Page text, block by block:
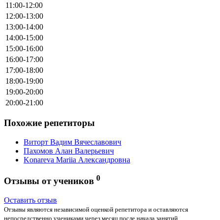
11:00-12:00
12:00-13:00
13:00-14:00
14:00-15:00
15:00-16:00
16:00-17:00
17:00-18:00
18:00-19:00
19:00-20:00
20:00-21:00
Похожие репетиторы
Виторт Вадим Вячеславович
Пахомов Алан Валерьевич
Konareva Mariia Александровна
Отзывы от учеников 0
Оставить отзыв
Отзывы являются независимой оценкой репетитора и оставляются
непосредственно учениками через месяц после начала занятий.